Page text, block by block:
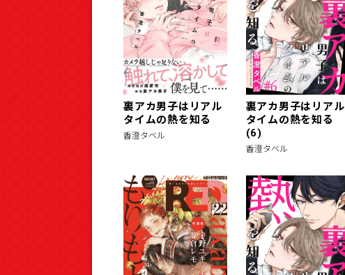
裏アカ男子はリアル
タイムの熱を知る
香澄タベル
裏アカ男子はリアル
タイムの熱を知る
(6)
香澄タベル